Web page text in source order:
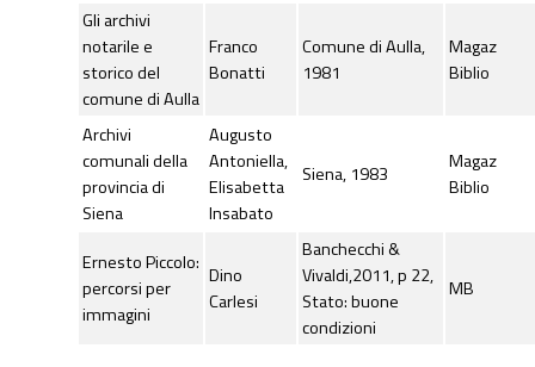
Gli archivi
notarile e
storico del
comune di Aulla
Franco
Bonatti
Comune di Aulla,
1981
Magaz
Biblio
Archivi
comunali della
provincia di
Siena
Augusto
Antoniella,
Elisabetta
Insabato
Siena, 1983
Magaz
Biblio
Ernesto Piccolo:
percorsi per
immagini
Dino
Carlesi
Banchecchi &
Vivaldi,2011, p 22,
Stato: buone
condizioni
MB